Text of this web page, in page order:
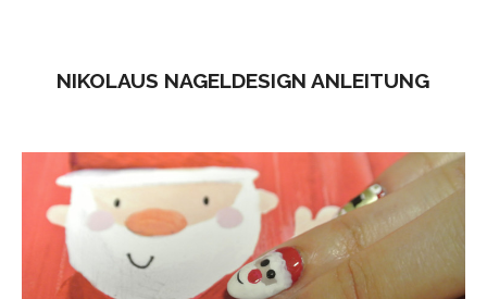
NIKOLAUS NAGELDESIGN ANLEITUNG